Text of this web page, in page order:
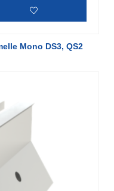
Mono DS3, QS2